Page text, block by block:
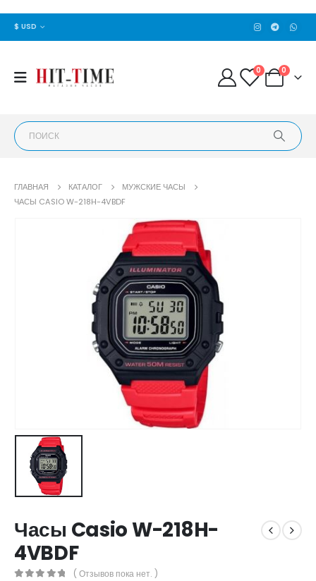
$ USD
0 0
ГЛАВНАЯ КАТАЛОГ
МУЖСКИЕ ЧАСЫ
ЧАСЫ CASIO W-218H-4VBDF
Часы Casio W-218H-
4VBDF
( Отзывов пока нет. )